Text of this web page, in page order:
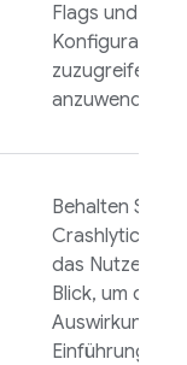
Flags und
zuzugreifen
anzuwenden.
Behalten Sie
Crashlytics
das
Blick, um die
Auswirkungen
Einführung zu